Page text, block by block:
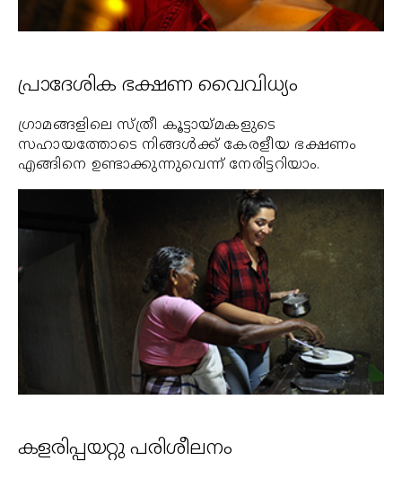
പ്രാദേശിക ഭക്ഷണ വൈവിധ്യം
ഗ്രാമങ്ങളിലെ സ്ത്രീ കൂട്ടായ്മകളുടെ
സഹായത്തോടെ നിങ്ങള്‍ക്ക് കേരളീയ ഭക്ഷണം
എങ്ങിനെ ഉണ്ടാക്കുന്നുവെന്ന് നേരിട്ടറിയാം.
കളരിപ്പയറ്റു പരിശീലനം